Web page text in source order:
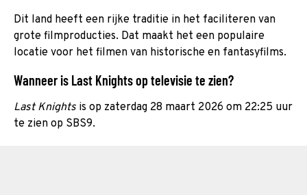
Dit land heeft een rijke traditie in het faciliteren van
grote filmproducties. Dat maakt het een populaire
locatie voor het filmen van historische en fantasyfilms.
Wanneer is Last Knights op televisie te zien?
Last Knights is op zaterdag 28 maart 2026 om 22:25 uur
te zien op SBS9.